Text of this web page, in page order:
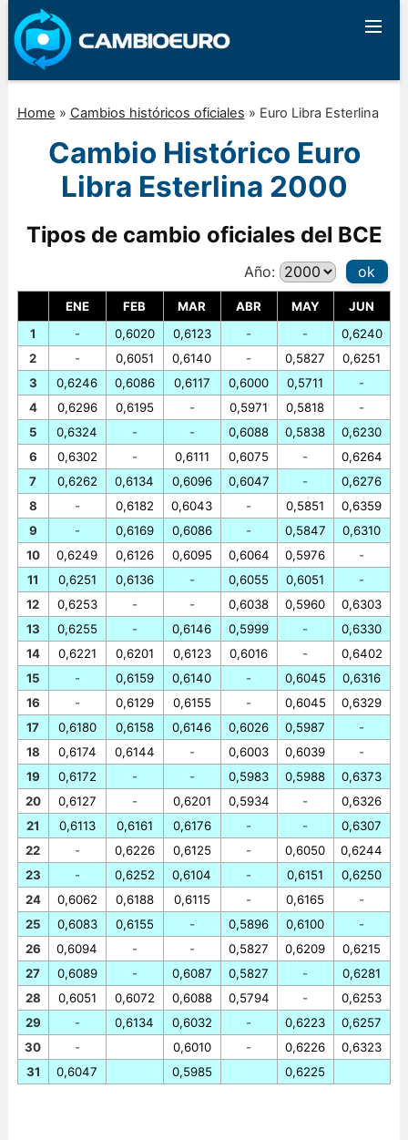
Home » Cambios históricos oficiales » Euro Libra Esterlina
Cambio Histórico Euro
Libra Esterlina 2000
Tipos de cambio oficiales del BCE
Año: ok
ENE FEB MAR ABR MAY
JUN
1
2
3
4
5
6
7
8
9
10
11
12
13
14
15
16
17
18
19
20
21
22
23
24
25
26
27
28
29
30
31
-
-
0,6246
0,6296
0,6324
0,6302
0,6262
-
-
0,6249
0,6251
0,6253
0,6255
0,6221
-
-
0,6180
0,6174
0,6172
0,6127
0,6113
-
-
0,6062
0,6083
0,6094
0,6089
0,6051
-
-
0,6047
0,6020
0,6051
0,6086
0,6195
-
-
0,6134
0,6182
0,6169
0,6126
0,6136
-
-
0,6201
0,6159
0,6129
0,6158
0,6144
-
-
0,6161
0,6226
0,6252
0,6188
0,6155
-
-
0,6072
0,6134
0,6123
0,6140
0,6117
-
-
0,6111
0,6096
0,6043
0,6086
0,6095
-
-
0,6146
0,6123
0,6140
0,6155
0,6146
-
-
0,6201
0,6176
0,6125
0,6104
0,6115
-
-
0,6087
0,6088
0,6032
0,6010
0,5985
-
-
0,6000
0,5971
0,6088
0,6075
0,6047
-
-
0,6064
0,6055
0,6038
0,5999
0,6016
-
-
0,6026
0,6003
0,5983
0,5934
-
-
-
-
0,5896
0,5827
0,5827
0,5794
-
-
-
0,5827
0,5711
0,5818
0,5838
-
-
0,5851
0,5847
0,5976
0,6051
0,5960
-
-
0,6045
0,6045
0,5987
0,6039
0,5988
-
-
0,6050
0,6151
0,6165
0,6100
0,6209
-
-
0,6223
0,6226
0,6225
0,6240
0,6251
-
-
0,6230
0,6264
0,6276
0,6359
0,6310
-
-
0,6303
0,6330
0,6402
0,6316
0,6329
-
-
0,6373
0,6326
0,6307
0,6244
0,6250
-
-
0,6215
0,6281
0,6253
0,6257
0,6323